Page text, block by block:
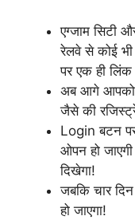
एग्जाम सिटी
रेलवे से कोई भी
पर एक ही
अब आगे आपको
जैसे की
Login बटन
ओपन हो
दिखेगा!
जबकि चार
हो जाएगा!